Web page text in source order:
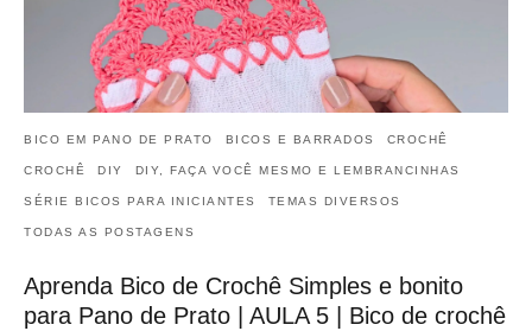
BICO EM PANO DE PRATO BICOS E BARRADOS CROCHÊ
CROCHÊ DIY DIY, FAÇA VOCÊ MESMO E LEMBRANCINHAS
SÉRIE BICOS PARA INICIANTES TEMAS DIVERSOS
TODAS AS POSTAGENS
Aprenda Bico de Crochê Simples e bonito
para Pano de Prato | AULA 5 | Bico de crochê